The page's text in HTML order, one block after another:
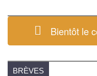
Bientôt le
BRÈVES